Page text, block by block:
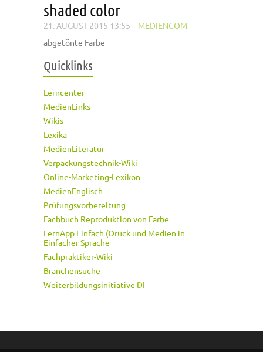
shaded color
21. AUGUST 2015 13:55 – MEDIENCOM
abgetönte Farbe
Quicklinks
Lerncenter
MedienLinks
Wikis
Lexika
MedienLiteratur
Verpackungstechnik-Wiki
Online-Marketing-Lexikon
MedienEnglisch
Prüfungsvorbereitung
Fachbuch Reproduktion von Farbe
LernApp Einfach (Druck und Medien in
Einfacher Sprache
Fachpraktiker-Wiki
Branchensuche
Weiterbildungsinitiative DI